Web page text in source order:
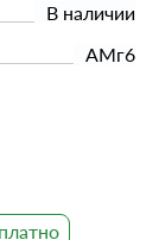
В наличии
АМг6